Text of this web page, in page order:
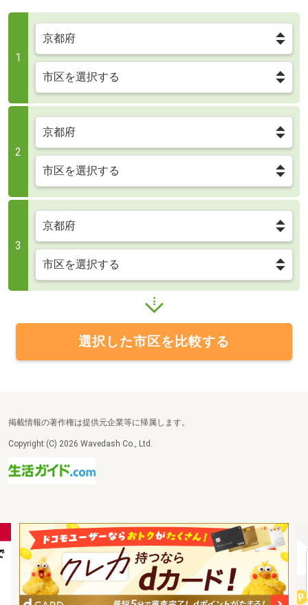
1
2
3
選択した市区を比較する
掲載情報の著作権は提供元企業等に帰属します。
Copyright:(C) 2026 Wavedash Co., Ltd.